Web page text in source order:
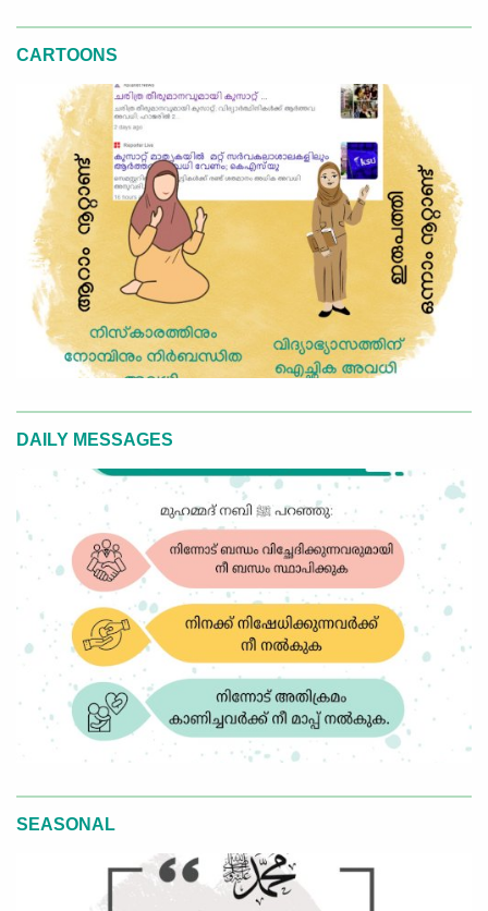
CARTOONS
DAILY MESSAGES
SEASONAL